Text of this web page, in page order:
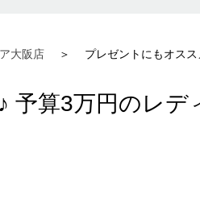
大阪店 プレゼントにもオス
予算3万円のレデ